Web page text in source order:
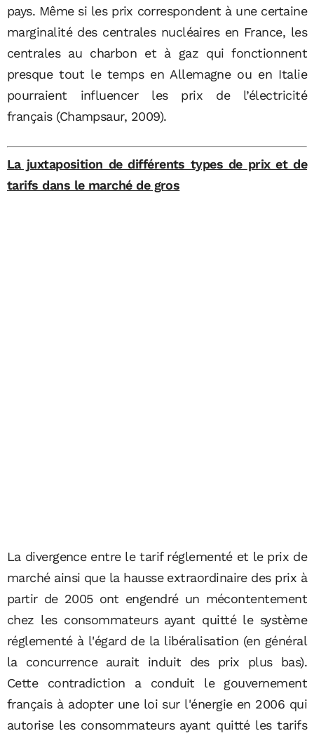
pays. Même si les prix correspondent à une certaine
marginalité des centrales nucléaires en France, les
centrales au charbon et à gaz qui fonctionnent
presque tout le temps en Allemagne ou en Italie
pourraient influencer les prix de l’électricité
français (Champsaur, 2009).
La juxtaposition de différents types de prix et de
tarifs dans le marché de gros
La divergence entre le tarif réglementé et le prix de
marché ainsi que la hausse extraordinaire des prix à
partir de 2005 ont engendré un mécontentement
chez les consommateurs ayant quitté le système
réglementé à l'égard de la libéralisation (en général
la concurrence aurait induit des prix plus bas).
Cette contradiction a conduit le gouvernement
français à adopter une loi sur l'énergie en 2006 qui
autorise les consommateurs ayant quitté les tarifs